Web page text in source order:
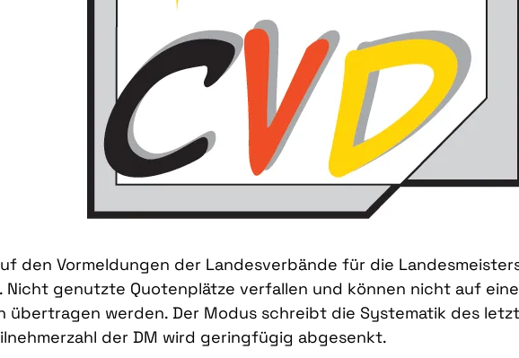
den Vormeldungen der Landesverbände für die
Nicht genutzte Quotenplätze verfallen und können nicht auf
übertragen werden. Der Modus schreibt die Systematik des
der DM wird geringfügig abgesenkt.